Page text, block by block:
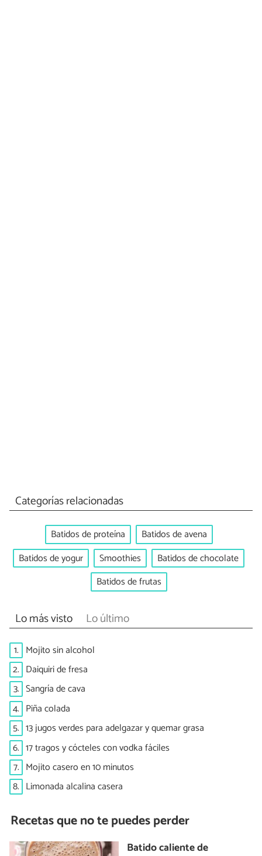
Categorías relacionadas
Batidos de proteína
Batidos de avena
Batidos de yogur
Smoothies
Batidos de chocolate
Batidos de frutas
Lo más visto Lo último
1. Mojito sin alcohol
2. Daiquiri de fresa
3. Sangría de cava
4. Piña colada
5. 13 jugos verdes para adelgazar y quemar grasa
6. 17 tragos y cócteles con vodka fáciles
7. Mojito casero en 10 minutos
8. Limonada alcalina casera
Recetas que no te puedes perder
Batido caliente de